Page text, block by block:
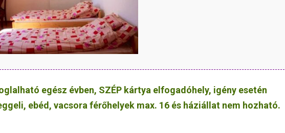
egész évben, SZÉP kártya elfogadóhely, igény esetén
ebéd, vacsora férőhelyek max. 16 és háziállat nem hozható.